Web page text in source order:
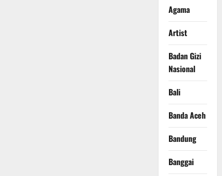
Agama
Artist
Badan Gizi
Nasional
Bali
Banda Aceh
Bandung
Banggai